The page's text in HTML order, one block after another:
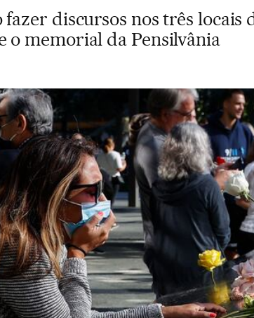
discursos nos três locais
o memorial da Pensilvânia